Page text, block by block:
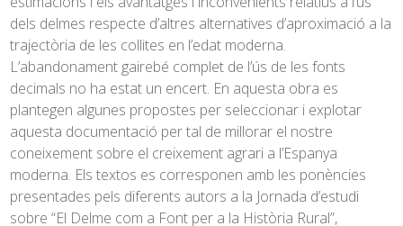
dels delmes respecte d’altres alternatives d’aproximació a la
trajectòria de les collites en l’edat moderna.
L’abandonament gairebé complet de l’ús de les fonts
decimals no ha estat un encert. En aquesta obra es
plantegen algunes propostes per seleccionar i explotar
aquesta documentació per tal de millorar el nostre
coneixement sobre el creixement agrari a l’Espanya
moderna. Els textos es corresponen amb les ponències
presentades pels diferents autors a la Jornada d’estudi
sobre “El Delme com a Font per a la Història Rural”,